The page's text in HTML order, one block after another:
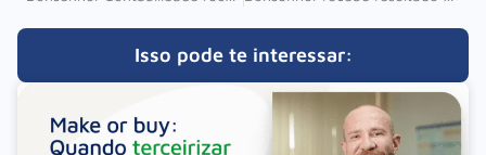
Isso pode te interessar: